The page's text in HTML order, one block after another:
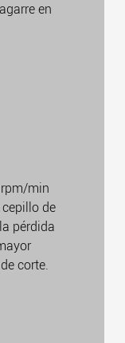
en
min
de
pérdida
corte.